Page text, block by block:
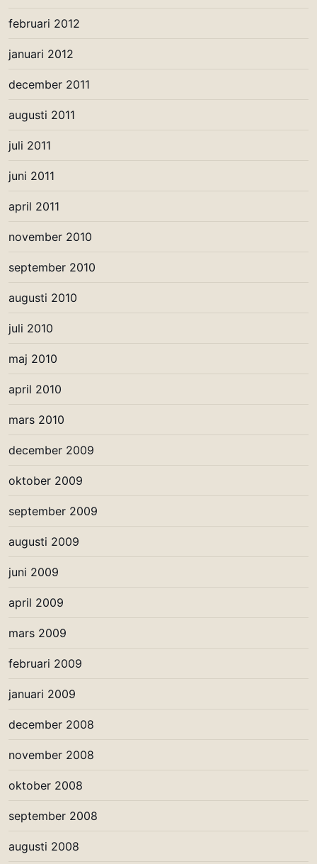
februari 2012
januari 2012
december 2011
augusti 2011
juli 2011
juni 2011
april 2011
november 2010
september 2010
augusti 2010
juli 2010
maj 2010
april 2010
mars 2010
december 2009
oktober 2009
september 2009
augusti 2009
juni 2009
april 2009
mars 2009
februari 2009
januari 2009
december 2008
november 2008
oktober 2008
september 2008
augusti 2008